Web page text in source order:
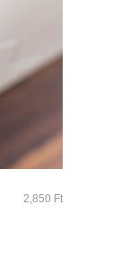
2,850 Ft